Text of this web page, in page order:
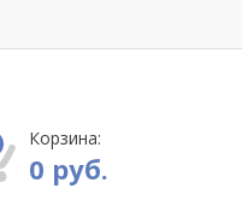
Корзина:
0 руб.